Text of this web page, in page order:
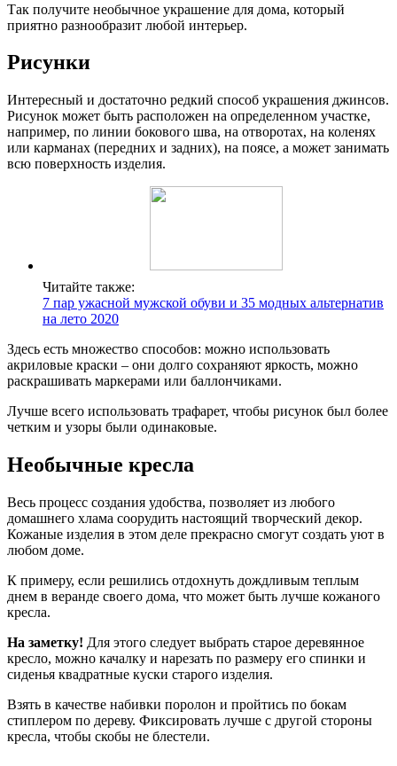
Так получите необычное украшение для дома, который
приятно разнообразит любой интерьер.
Рисунки
Интересный и достаточно редкий способ украшения джинсов.
Рисунок может быть расположен на определенном участке,
например, по линии бокового шва, на отворотах, на коленях
или карманах (передних и задних), на поясе, а может занимать
всю поверхность изделия.
Читайте также:
7 пар ужасной мужской обуви и 35 модных альтернатив
на лето 2020
Здесь есть множество способов: можно использовать
акриловые краски – они долго сохраняют яркость, можно
раскрашивать маркерами или баллончиками.
Лучше всего использовать трафарет, чтобы рисунок был более
четким и узоры были одинаковые.
Необычные кресла
Весь процесс создания удобства, позволяет из любого
домашнего хлама соорудить настоящий творческий декор.
Кожаные изделия в этом деле прекрасно смогут создать уют в
любом доме.
К примеру, если решились отдохнуть дождливым теплым
днем в веранде своего дома, что может быть лучше кожаного
кресла.
На заметку! Для этого следует выбрать старое деревянное
кресло, можно качалку и нарезать по размеру его спинки и
сиденья квадратные куски старого изделия.
Взять в качестве набивки поролон и пройтись по бокам
стиплером по дереву. Фиксировать лучше с другой стороны
кресла, чтобы скобы не блестели.